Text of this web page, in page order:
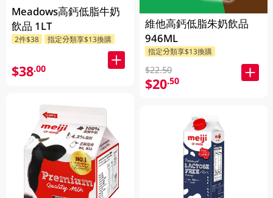
Meadows高鈣低脂牛奶
飲品 1LT
2件$38 指定分類享$13換購
$38.00
維他高鈣低脂朱奶飲品
946ML
指定分類享$13換購
$22.50
$20.50